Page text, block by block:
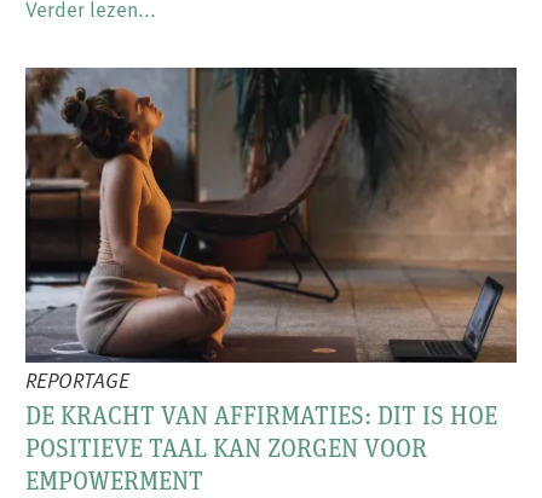
Verder lezen...
REPORTAGE
DE KRACHT VAN AFFIRMATIES: DIT IS HOE
POSITIEVE TAAL KAN ZORGEN VOOR
EMPOWERMENT